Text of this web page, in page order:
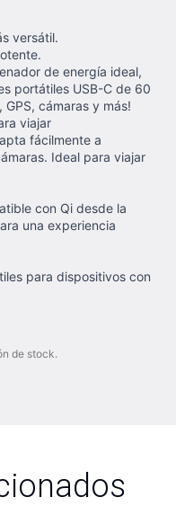
versátil.
de energía ideal,
portátiles USB-C de 60
cámaras y más!
viajar
fácilmente a
Ideal para viajar
con Qi desde la
una experiencia
para dispositivos con
de stock.